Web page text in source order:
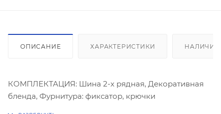
ОПИСАНИЕ ХАРАКТЕРИСТИКИ НАЛИЧИЕ
КОМПЛЕКТАЦИЯ: Шина 2-х рядная, Декоративная
бленда, Фурнитура: фиксатор, крючки